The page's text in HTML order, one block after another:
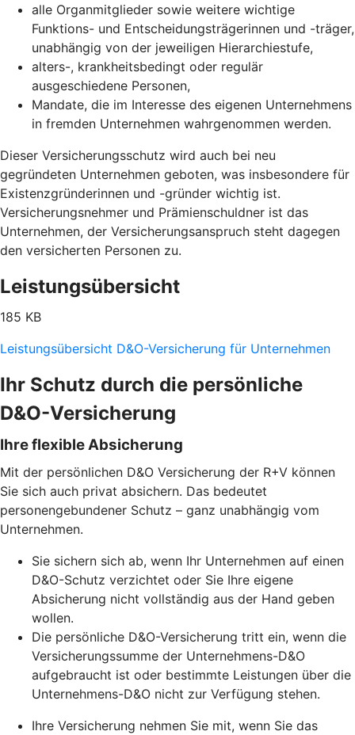
alle Organmitglieder sowie weitere wichtige
Funktions- und Entscheidungsträgerinnen und -träger,
unabhängig von der jeweiligen Hierarchiestufe,
alters-, krankheitsbedingt oder regulär
ausgeschiedene Personen,
Mandate, die im Interesse des eigenen Unternehmens
in fremden Unternehmen wahrgenommen werden.
Dieser Versicherungsschutz wird auch bei neu
gegründeten Unternehmen geboten, was insbesondere für
Existenzgründerinnen und -gründer wichtig ist.
Versicherungsnehmer und Prämienschuldner ist das
Unternehmen, der Versicherungsanspruch steht dagegen
den versicherten Personen zu.
Leistungsübersicht
185 KB
Leistungsübersicht D&O-Versicherung für Unternehmen
Ihr Schutz durch die persönliche
D&O-Versicherung
Ihre flexible Absicherung
Mit der persönlichen D&O Versicherung der R+V können
Sie sich auch privat absichern. Das bedeutet
personengebundener Schutz – ganz unabhängig vom
Unternehmen.
Sie sichern sich ab, wenn Ihr Unternehmen auf einen
D&O-Schutz verzichtet oder Sie Ihre eigene
Absicherung nicht vollständig aus der Hand geben
wollen.
Die persönliche D&O-Versicherung tritt ein, wenn die
Versicherungssumme der Unternehmens-D&O
aufgebraucht ist oder bestimmte Leistungen über die
Unternehmens-D&O nicht zur Verfügung stehen.
Ihre Versicherung nehmen Sie mit, wenn Sie das